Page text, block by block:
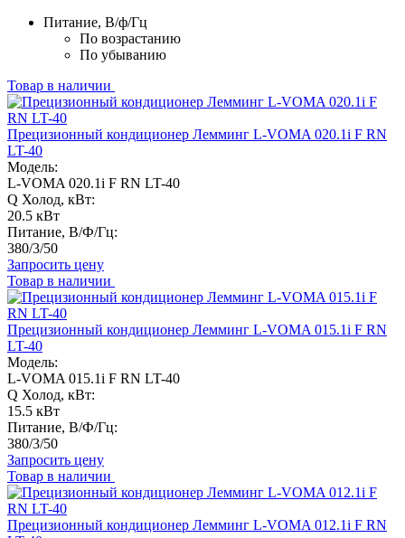
Питание, В/ф/Гц
По возрастанию
По убыванию
Товар в наличии
Прецизионный кондиционер Лемминг L-VOMA 020.1i F RN
LT-40
Модель:
L-VOMA 020.1i F RN LT-40
Q Холод, кВт:
20.5 кВт
Питание, В/Ф/Гц:
380/3/50
Запросить цену
Товар в наличии
Прецизионный кондиционер Лемминг L-VOMA 015.1i F RN
LT-40
Модель:
L-VOMA 015.1i F RN LT-40
Q Холод, кВт:
15.5 кВт
Питание, В/Ф/Гц:
380/3/50
Запросить цену
Товар в наличии
Прецизионный кондиционер Лемминг L-VOMA 012.1i F RN